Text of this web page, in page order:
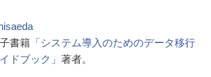
書籍 「システム導入のためのデータ移行
ドブック」 著者。